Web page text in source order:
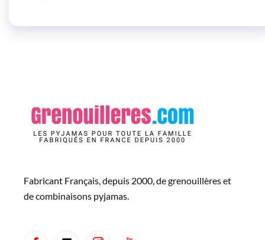
Fabricant Français, depuis 2000, de grenouillères et
de combinaisons pyjamas.